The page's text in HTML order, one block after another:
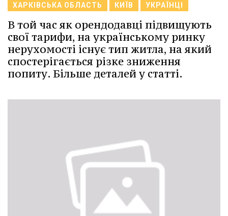
ХАРКІВСЬКА ОБЛАСТЬ КИЇВ УКРАЇНЦІ
В той час як орендодавці підвищують
свої тарифи, на українському ринку
нерухомості існує тип житла, на який
спостерігається різке зниження
попиту. Більше деталей у статті.